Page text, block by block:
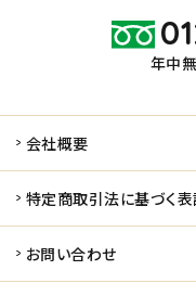
年中無
会社概要
特定商取引法に基づく
お問い合わせ